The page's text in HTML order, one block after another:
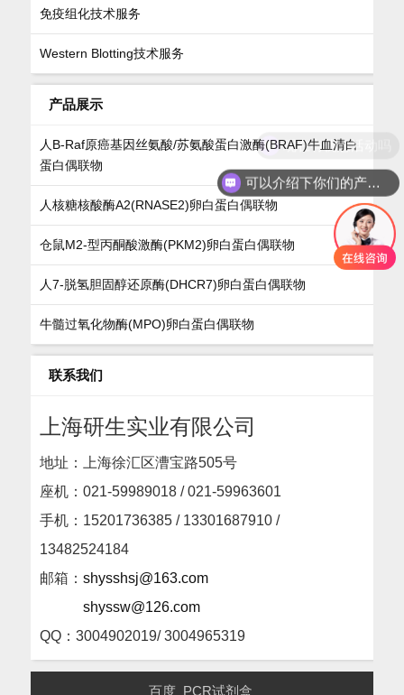
免疫组化技术服务
Western Blotting技术服务
产品展示
人B-Raf原癌基因丝氨酸/苏氨酸蛋白激酶(BRAF)牛血清白
蛋白偶联物
人核糖核酸酶A2(RNASE2)卵白蛋白偶联物
仓鼠M2-型丙酮酸激酶(PKM2)卵白蛋白偶联物
人7-脱氢胆固醇还原酶(DHCR7)卵白蛋白偶联物
牛髓过氧化物酶(MPO)卵白蛋白偶联物
联系我们
上海研生实业有限公司
地址：上海徐汇区漕宝路505号
座机： 021-59989018 / 021-59963601
手机：15201736385 / 13301687910 /
13482524184
邮箱： shysshsj@163.com
shyssw@126.com
QQ：3004902019/ 3004965319
百度 PCR试剂盒
可以介绍下你们的产品么
现在有优惠活动吗